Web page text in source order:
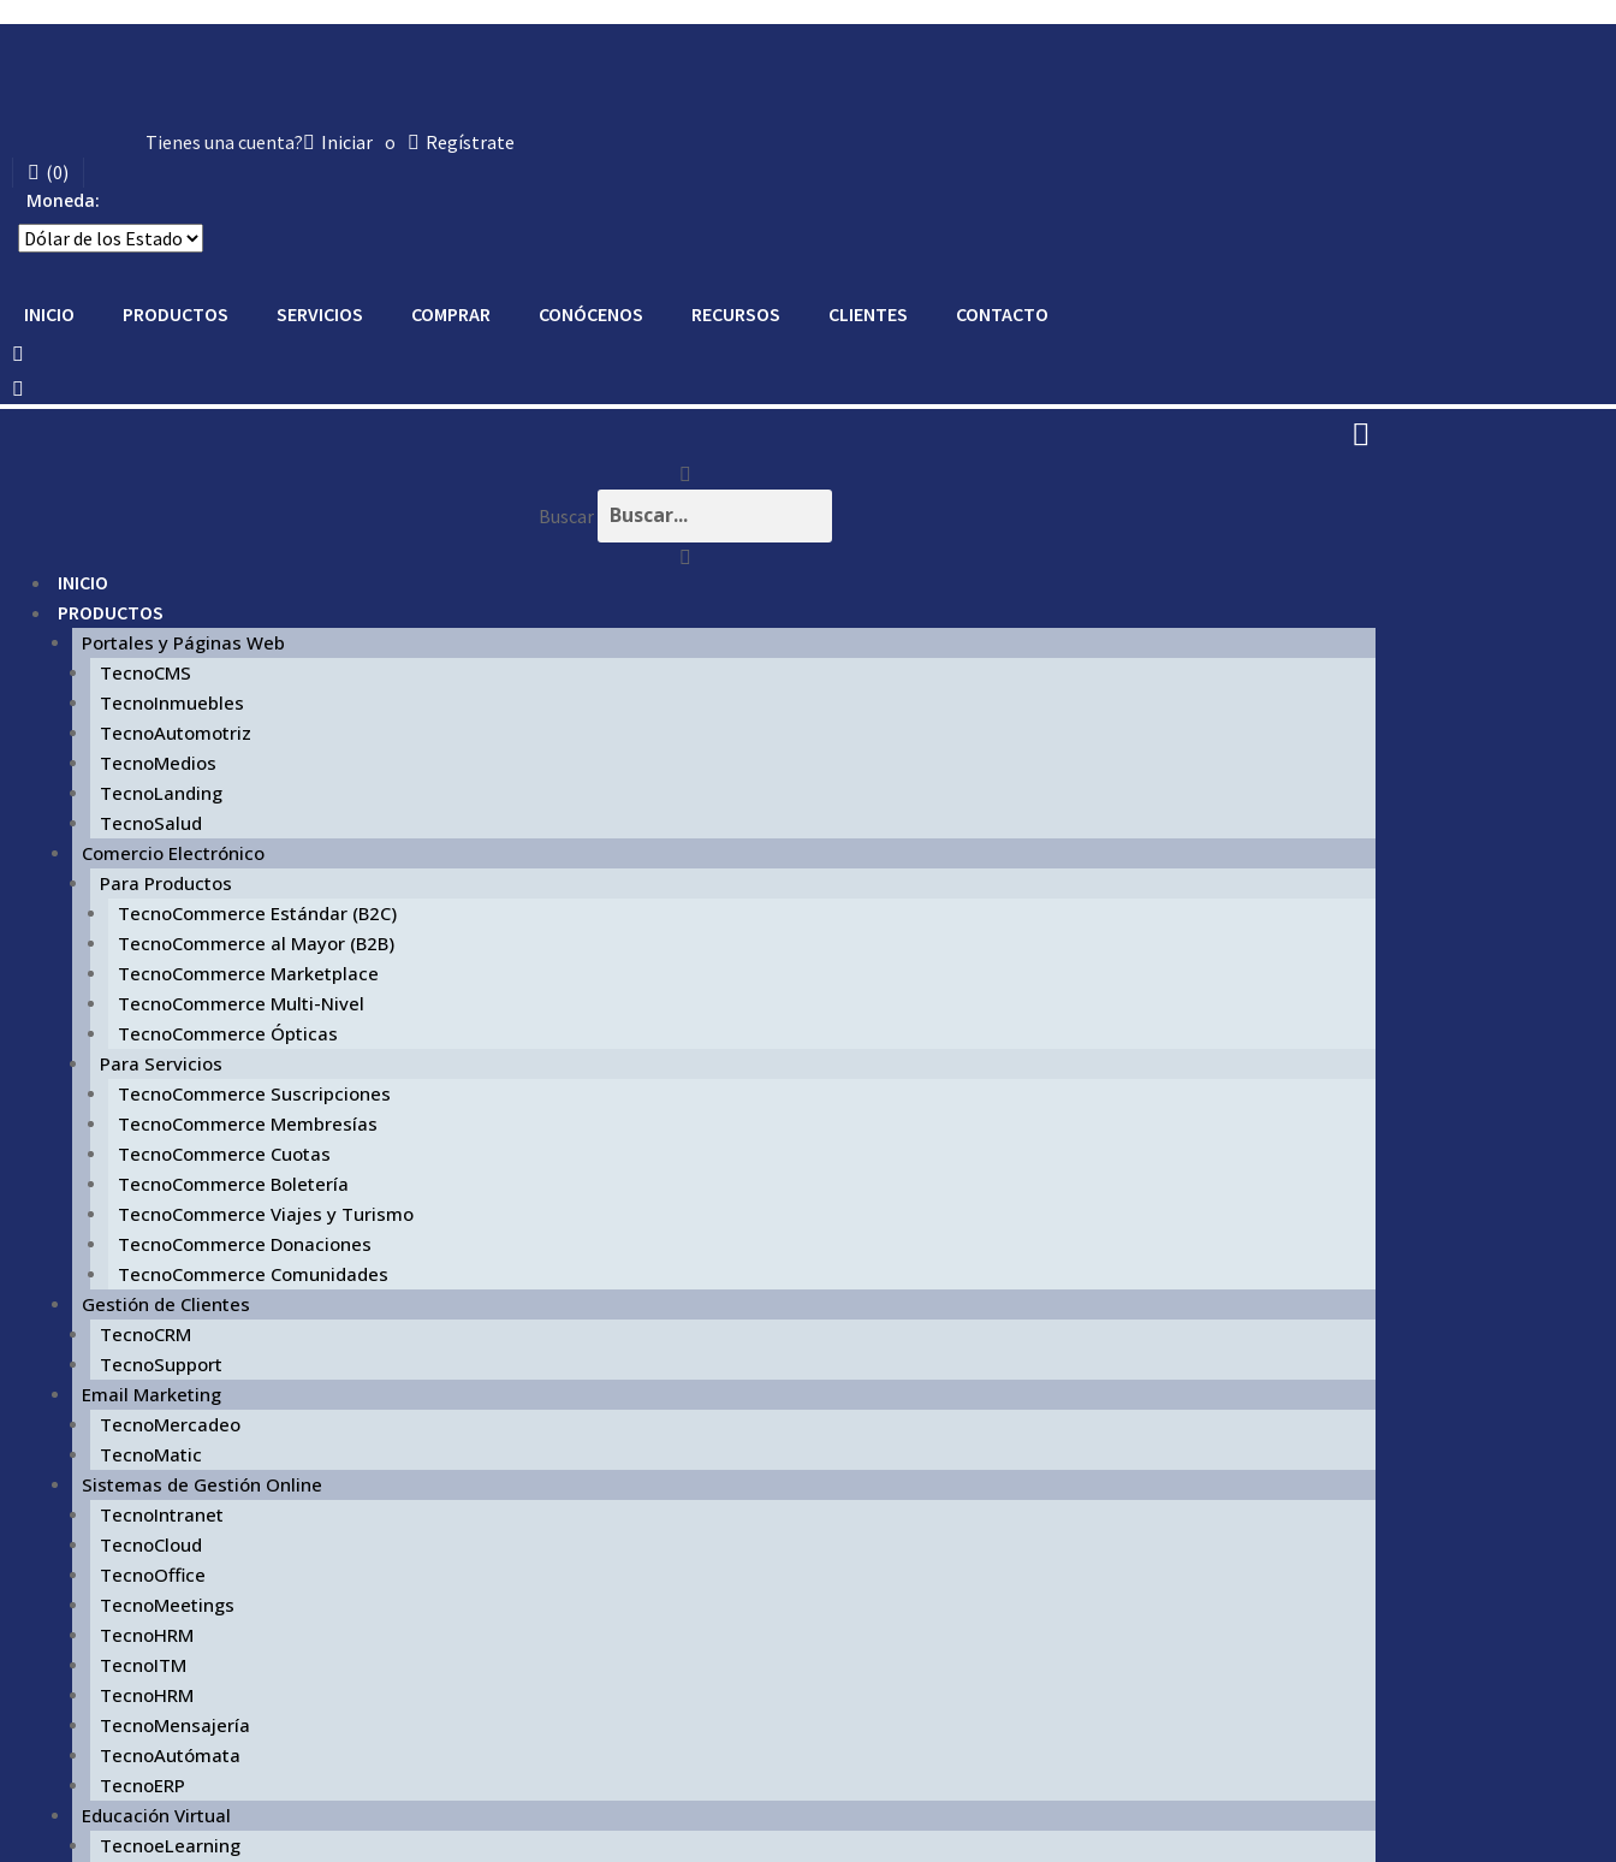
Tienes una cuenta? Iniciar o
Regístrate
(0)
Moneda:
INICIO PRODUCTOS SERVICIOS COMPRAR CONÓCENOS RECURSOS CLIENTES CONTACTO
Buscar
INICIO
PRODUCTOS
Portales y Páginas Web
TecnoCMS
TecnoInmuebles
TecnoAutomotriz
TecnoMedios
TecnoLanding
TecnoSalud
Comercio Electrónico
Para Productos
TecnoCommerce Estándar (B2C)
TecnoCommerce al Mayor (B2B)
TecnoCommerce Marketplace
TecnoCommerce Multi-Nivel
TecnoCommerce Ópticas
Para Servicios
TecnoCommerce Suscripciones
TecnoCommerce Membresías
TecnoCommerce Cuotas
TecnoCommerce Boletería
TecnoCommerce Viajes y Turismo
TecnoCommerce Donaciones
TecnoCommerce Comunidades
Gestión de Clientes
TecnoCRM
TecnoSupport
Email Marketing
TecnoMercadeo
TecnoMatic
Sistemas de Gestión Online
TecnoIntranet
TecnoCloud
TecnoOffice
TecnoMeetings
TecnoHRM
TecnoITM
TecnoHRM
TecnoMensajería
TecnoAutómata
TecnoERP
Educación Virtual
TecnoeLearning